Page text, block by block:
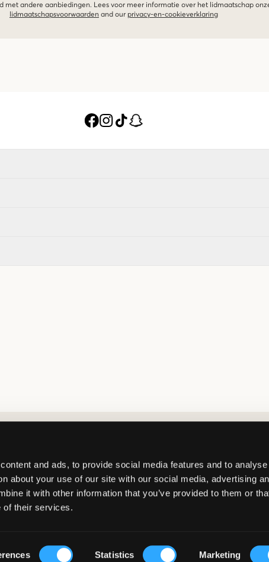
and ads, to provide social media features and to analyse
about your use of our site with our social media, advertising
it with other information that you’ve provided to them or
of their services.
Statistics Marketing
met andere aanbiedingen. Lees voor meer informatie over het lidmaatschap
lidmaatschapsvoorwaarden and our privacy-en-cookieverklaring
© Copyright 2026 Kids Brand Store AB